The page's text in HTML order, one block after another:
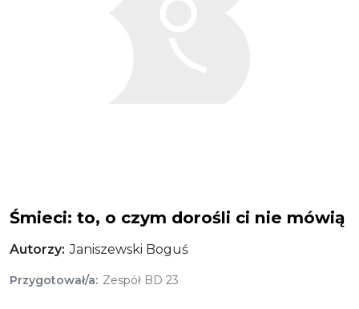
Śmieci: to, o czym dorośli ci nie mówią
Autorzy Janiszewski Boguś
Przygotował/a Zespół BD 23